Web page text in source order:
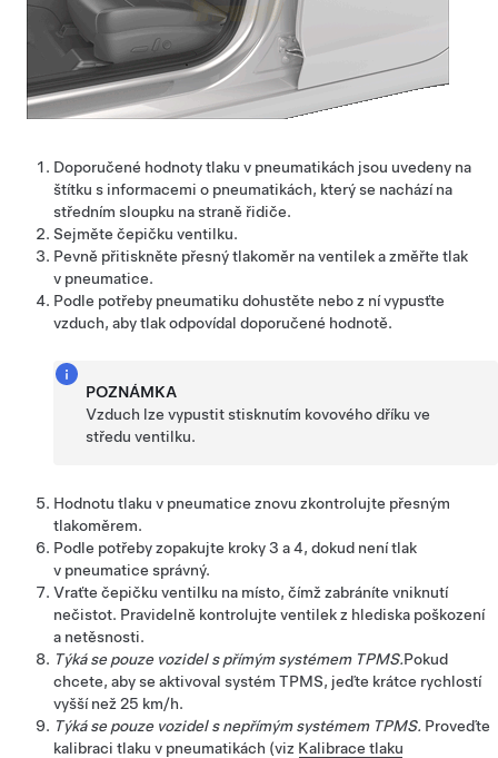
Doporučené hodnoty tlaku v pneumatikách jsou uvedeny na
štítku s informacemi o pneumatikách, který se nachází na
středním sloupku na straně řidiče.
Sejměte čepičku ventilku.
Pevně přitiskněte přesný tlakoměr na ventilek a změřte tlak
v pneumatice.
Podle potřeby pneumatiku dohustěte nebo z ní vypusťte
vzduch, aby tlak odpovídal doporučené hodnotě.
POZNÁMKA
Vzduch lze vypustit stisknutím kovového dříku ve
středu ventilku.
Hodnotu tlaku v pneumatice znovu zkontrolujte přesným
tlakoměrem.
Podle potřeby zopakujte kroky 3 a 4, dokud není tlak
v pneumatice správný.
Vraťte čepičku ventilku na místo, čímž zabráníte vniknutí
nečistot. Pravidelně kontrolujte ventilek z hlediska poškození
a netěsnosti.
Týká se pouze vozidel s přímým systémem TPMS.Pokud
chcete, aby se aktivoval systém TPMS, jeďte krátce rychlostí
vyšší než 25 km/h.
Týká se pouze vozidel s nepřímým systémem TPMS. Proveďte
kalibraci tlaku v pneumatikách (viz Kalibrace tlaku